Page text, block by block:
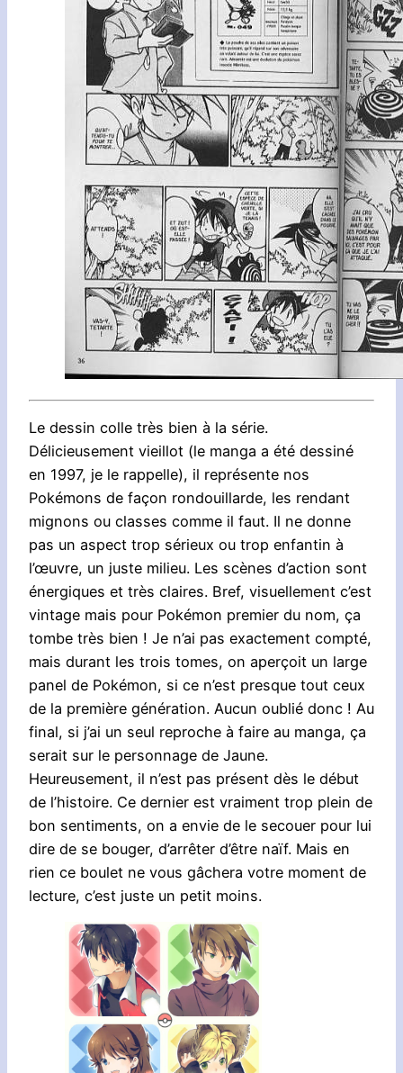
Le dessin colle très bien à la série.
Délicieusement vieillot (le manga a été dessiné
en 1997, je le rappelle), il représente nos
Pokémons de façon rondouillarde, les rendant
mignons ou classes comme il faut. Il ne donne
pas un aspect trop sérieux ou trop enfantin à
l’œuvre, un juste milieu. Les scènes d’action sont
énergiques et très claires. Bref, visuellement c’est
vintage mais pour Pokémon premier du nom, ça
tombe très bien ! Je n’ai pas exactement compté,
mais durant les trois tomes, on aperçoit un large
panel de Pokémon, si ce n’est presque tout ceux
de la première génération. Aucun oublié donc ! Au
final, si j’ai un seul reproche à faire au manga, ça
serait sur le personnage de Jaune.
Heureusement, il n’est pas présent dès le début
de l’histoire. Ce dernier est vraiment trop plein de
bon sentiments, on a envie de le secouer pour lui
dire de se bouger, d’arrêter d’être naïf. Mais en
rien ce boulet ne vous gâchera votre moment de
lecture, c’est juste un petit moins.